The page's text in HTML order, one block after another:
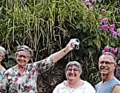
affichées